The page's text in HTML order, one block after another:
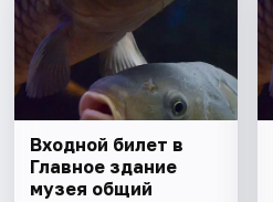
Входной билет в
Главное здание
музея общий